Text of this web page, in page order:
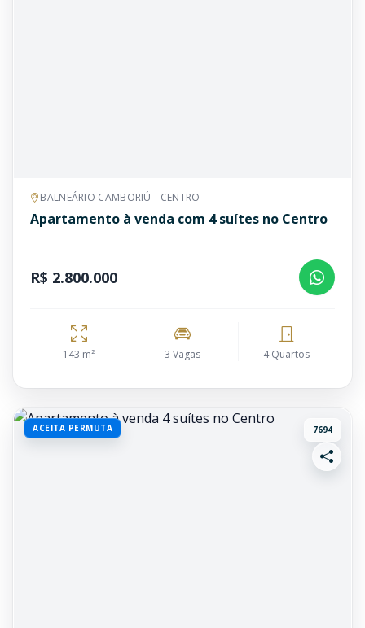
BALNEÁRIO CAMBORIÚ - CENTRO
Apartamento à venda com 4 suítes no Centro
R$ 2.800.000
143 m² 3 Vagas 4 Quartos
ACEITA PERMUTA 7694